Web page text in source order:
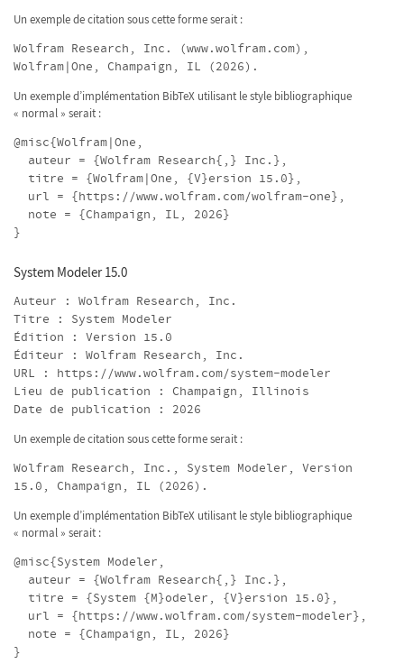
Un exemple de citation sous cette forme serait :
Wolfram Research, Inc. (www.wolfram.com),
Wolfram|One, Champaign, IL (2026).
Un exemple d’implémentation BibTeX utilisant le style bibliographique
« normal » serait :
@misc{Wolfram|One,
auteur = {Wolfram Research{,} Inc.},
titre = {Wolfram|One, {V}ersion 15.0},
url = {https://www.wolfram.com/wolfram-one},
note = {Champaign, IL, 2026}
}
System Modeler 15.0
Auteur : Wolfram Research, Inc.
Titre : System Modeler
Édition : Version 15.0
Éditeur : Wolfram Research, Inc.
URL : https://www.wolfram.com/system-modeler
Lieu de publication : Champaign, Illinois
Date de publication : 2026
Un exemple de citation sous cette forme serait :
Wolfram Research, Inc., System Modeler, Version
15.0, Champaign, IL (2026).
Un exemple d’implémentation BibTeX utilisant le style bibliographique
« normal » serait :
@misc{System Modeler,
auteur = {Wolfram Research{,} Inc.},
titre = {System {M}odeler, {V}ersion 15.0},
url = {https://www.wolfram.com/system-modeler},
note = {Champaign, IL, 2026}
}